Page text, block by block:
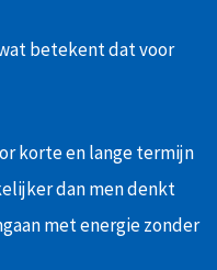
betekent dat voor
korte en lange termijn
dan men denkt
met energie zonder